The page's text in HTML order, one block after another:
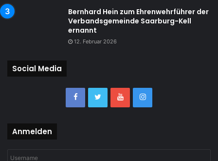
Bernhard Hein zum Ehrenwehrführer der
Verbandsgemeinde Saarburg-Kell
ernannt
12. Februar 2026
Social Media
Anmelden